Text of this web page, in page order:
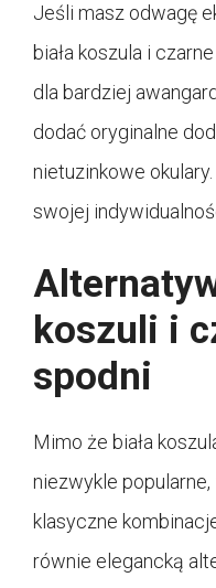
Jeśli masz odwagę
biała koszula i
dla bardziej
dodać oryginalne
nietuzinkowe
swojej
koszuli i
spodni
Mimo że biała
niezwykle
klasyczne
równie elegancką